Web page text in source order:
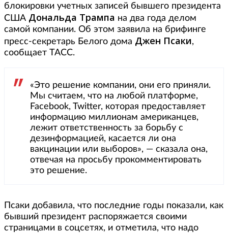
блокировки учетных записей бывшего президента
США Дональда Трампа на два года делом
самой компании. Об этом заявила на брифинге
пресс-секретарь Белого дома Джен Псаки,
сообщает ТАСС.
«Это решение компании, они его приняли.
Мы считаем, что на любой платформе,
Facebook, Twitter, которая предоставляет
информацию миллионам американцев,
лежит ответственность за борьбу с
дезинформацией, касается ли она
вакцинации или выборов», — сказала она,
отвечая на просьбу прокомментировать
это решение.
Псаки добавила, что последние годы показали, как
бывший президент распоряжается своими
страницами в соцсетях, и отметила, что надо